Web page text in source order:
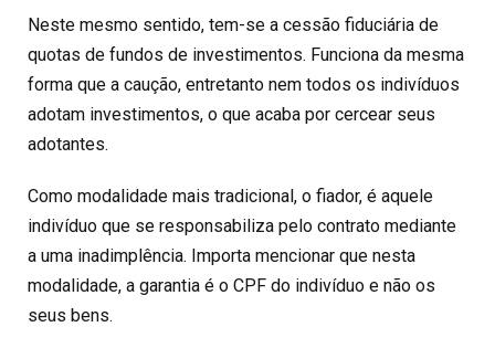
Neste mesmo sentido, tem-se a cessão fiduciária de
quotas de fundos de investimentos. Funciona da mesma
forma que a caução, entretanto nem todos os indivíduos
adotam investimentos, o que acaba por cercear seus
adotantes.
Como modalidade mais tradicional, o fiador, é aquele
indivíduo que se responsabiliza pelo contrato mediante
a uma inadimplência. Importa mencionar que nesta
modalidade, a garantia é o CPF do indivíduo e não os
seus bens.